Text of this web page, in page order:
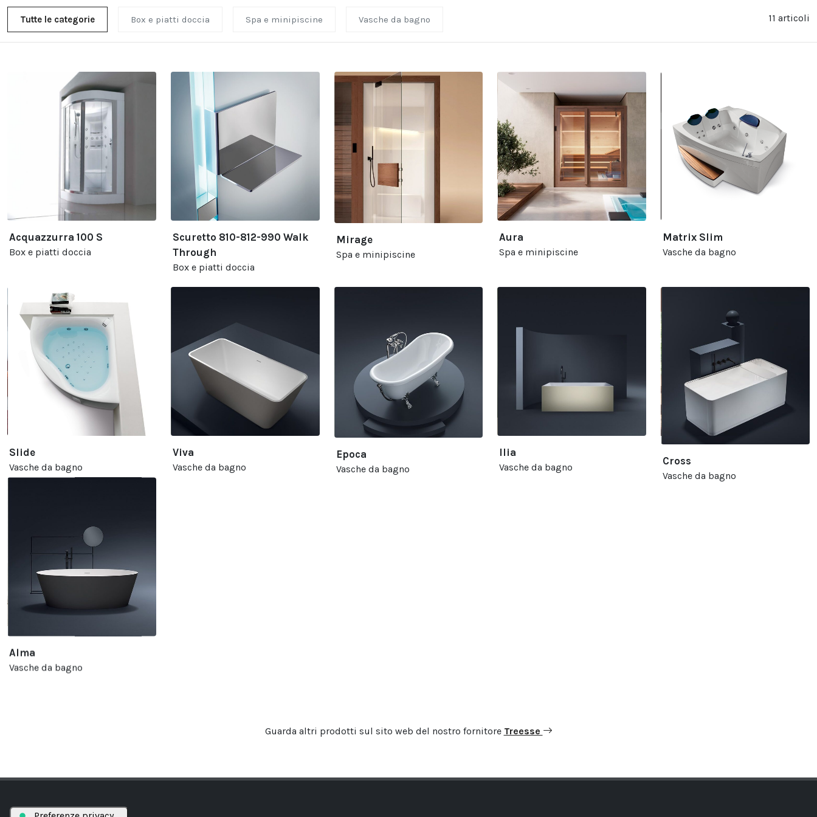
Tutte le categorie Box e piatti doccia Spa e minipiscine Vasche da bagno 11 articoli
Acquazzurra 100 S
Box e piatti doccia
Scuretto 810-812-990 Walk
Through
Box e piatti doccia
Mirage
Spa e minipiscine
Aura
Spa e minipiscine
Matrix Slim
Vasche da bagno
Slide
Vasche da bagno
Viva
Vasche da bagno
Epoca
Vasche da bagno
Ilia
Vasche da bagno Cross
Vasche da bagno
Alma
Guarda altri prodotti sul sito web del nostro fornitoreTreesse